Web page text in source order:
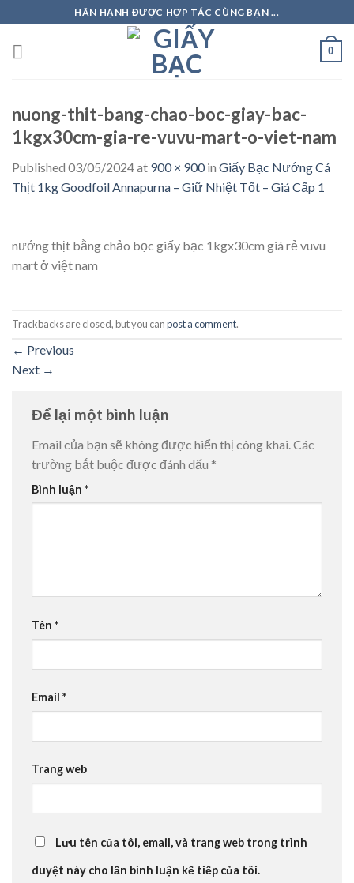
to
content
HÂN HẠNH ĐƯỢC HỢP TÁC CÙNG BẠN ...
0
nuong-thit-bang-chao-boc-giay-bac-
1kgx30cm-gia-re-vuvu-mart-o-viet-nam
Published 03/05/2024at 900 × 900in Giấy Bạc Nướng Cá
Thịt 1kg Goodfoil Annapurna – Giữ Nhiệt Tốt – Giá Cấp 1
nướng thịt bằng chảo bọc giấy bạc 1kgx30cm giá rẻ vuvu
mart ở việt nam
Trackbacks are closed, but you canpost a comment.
← Previous
Next →
Để lại một bình luận
Email của bạn sẽ không được hiển thị công khai. Các
trường bắt buộc được đánh dấu *
Bình luận *
Tên *
Email *
Trang web
Lưu tên của tôi, email, và trang web trong trình
duyệt này cho lần bình luận kế tiếp của tôi.